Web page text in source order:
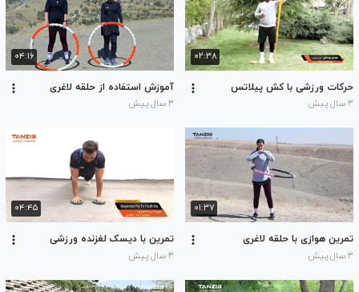
۰۲:۳۸
حرکات ورزشی با کش پیلاتس
۳ سال پیش
۰۴:۱۶
آموزش استفاده از حلقه لاغری
۳ سال پیش
۰۱:۳۷
تمرین هوازی با حلقه لاغری
۳ سال پیش
۰۴:۴۵
تمرین با دیسک لغزنده ورزشی
۳ سال پیش